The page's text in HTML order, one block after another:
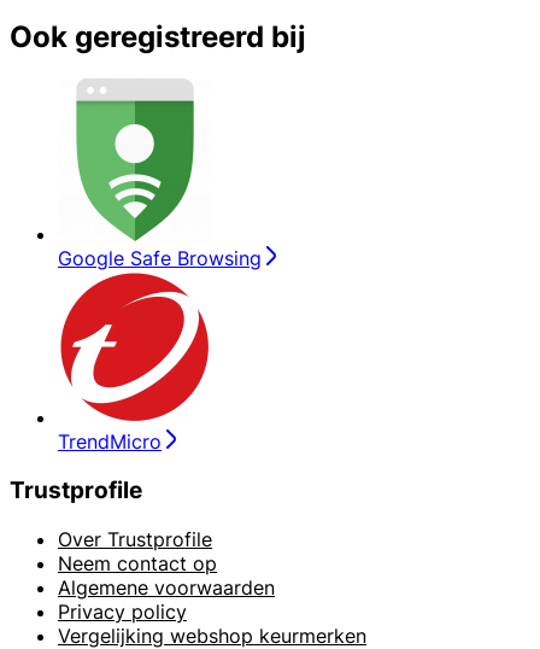
Ook geregistreerd bij
Google Safe Browsing
TrendMicro
Trustprofile
Over Trustprofile
Neem contact op
Algemene voorwaarden
Privacy policy
Vergelijking webshop keurmerken